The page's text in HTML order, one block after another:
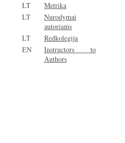
LT
Metrika
LT
Nurodymai
autoriams
LT
Redkolegija
EN
Instructors to
Authors